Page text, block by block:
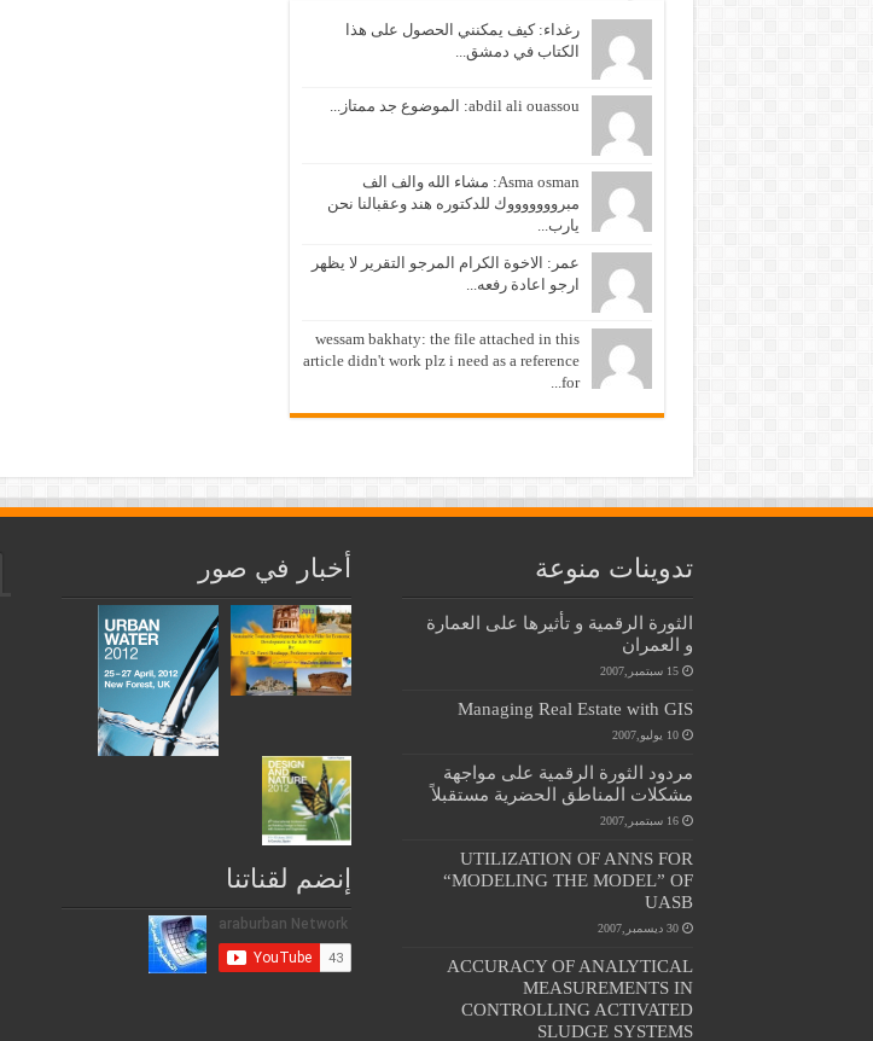
رغداء: كيف يمكنني الحصول على هذا
الكتاب في دمشق...
abdil ali ouassou: الموضوع جد ممتاز...
Asma osman: مشاء الله والف الف
مبروووووووك للدكتوره هند وعقبالنا نحن
يارب...
عمر: الاخوة الكرام المرجو التقرير لا يظهر
ارجو اعادة رفعه...
wessam bakhaty: the file attached in this
article didn't work plz i need as a reference
for...
تدوينات منوعة
الثورة الرقمية و تأثيرها على العمارة
و العمران
15 سبتمبر,2007
Managing Real Estate with GIS
10 يوليو,2007
مردود الثورة الرقمية على مواجهة
مشكلات المناطق الحضرية مستقبلاً
16 سبتمبر,2007
UTILIZATION OF ANNS FOR
“MODELING THE MODEL” OF
UASB
30 ديسمبر,2007
ACCURACY OF ANALYTICAL
MEASUREMENTS IN
CONTROLLING ACTIVATED
SLUDGE SYSTEMS
أخبار في صور
إنضم لقناتنا